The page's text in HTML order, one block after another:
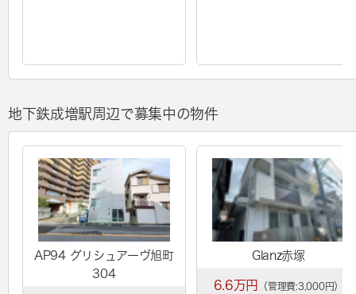
地下鉄成増駅周辺で募集中の物件
AP94 グリシュアーヴ旭町
304
Glanz赤塚
6.6万円 （管理費:3,000円）